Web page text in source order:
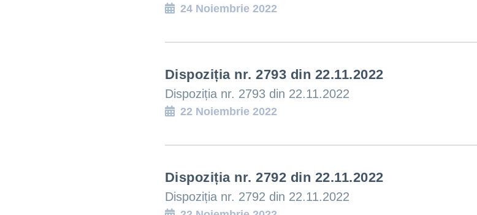
24 Noiembrie 2022
Dispoziția nr. 2793 din 22.11.2022
Dispoziția nr. 2793 din 22.11.2022
22 Noiembrie 2022
Dispoziția nr. 2792 din 22.11.2022
Dispoziția nr. 2792 din 22.11.2022